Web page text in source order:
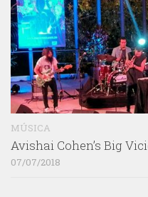
MÚSICA
Avishai Cohen’s Big
07/07/2018